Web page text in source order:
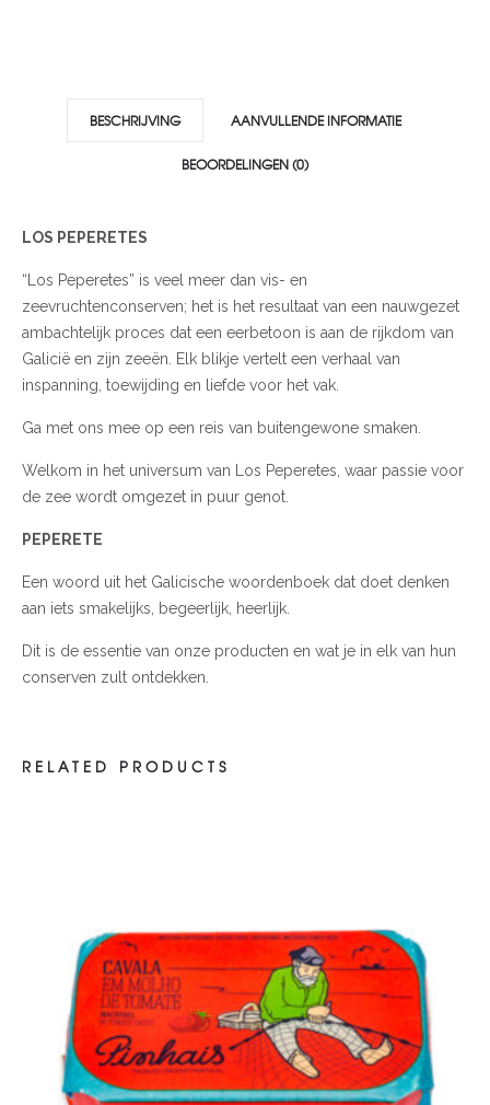
BESCHRIJVING AANVULLENDE INFORMATIE
BEOORDELINGEN (0)
LOS PEPERETES
“Los Peperetes” is veel meer dan vis- en
zeevruchtenconserven; het is het resultaat van een nauwgezet
ambachtelijk proces dat een eerbetoon is aan de rijkdom van
Galicië en zijn zeeën. Elk blikje vertelt een verhaal van
inspanning, toewijding en liefde voor het vak.
Ga met ons mee op een reis van buitengewone smaken.
Welkom in het universum van Los Peperetes, waar passie voor
de zee wordt omgezet in puur genot.
PEPERETE
Een woord uit het Galicische woordenboek dat doet denken
aan iets smakelijks, begeerlijk, heerlijk.
Dit is de essentie van onze producten en wat je in elk van hun
conserven zult ontdekken.
RELATED PRODUCTS